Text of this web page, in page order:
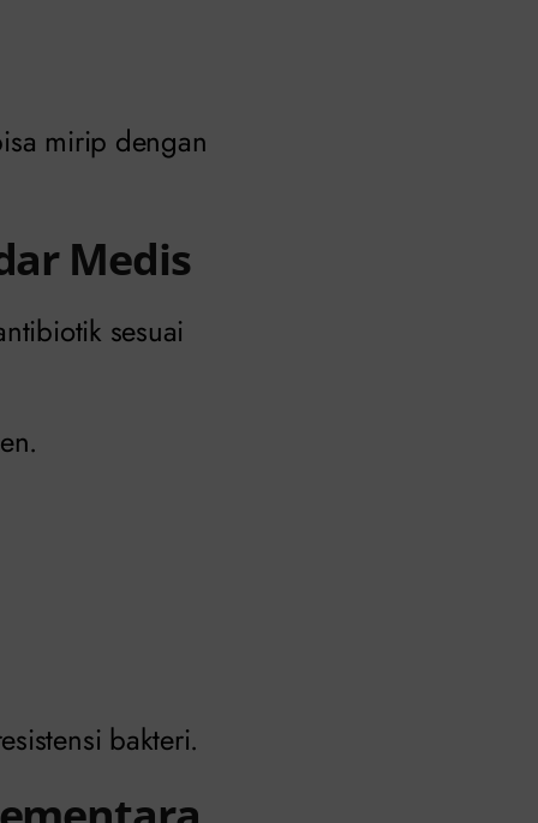
mirip dengan
Medis
sesuai
bakteri.